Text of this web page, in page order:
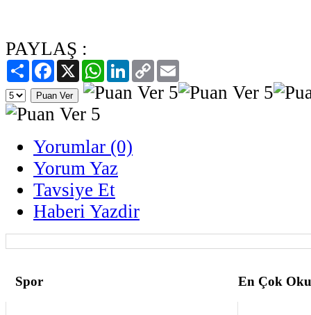
PAYLAŞ :
PaylaşFacebook
X WhatsAppLinkedIn
Copy
Link
Yorumlar (0)
Yorum Yaz
Tavsiye Et
Haberi Yazdir
Spor En Çok